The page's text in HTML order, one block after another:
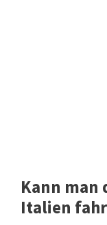
Kann man
Italien